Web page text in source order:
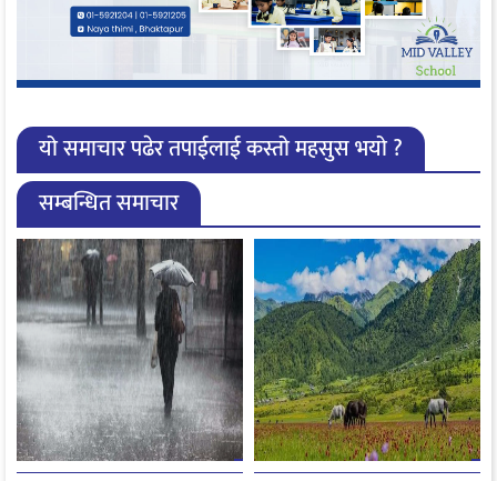
यो समाचार पढेर तपाईलाई कस्तो महसुस भयो ?
सम्बन्धित समाचार